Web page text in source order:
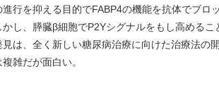
行を抑える目的でFABP4の機能を抗体でブロ
し、膵臓β細胞でP2Yシグナルをもし高める
は、全く新しい糖尿病治療に向けた治療法の
雑だが面白い。